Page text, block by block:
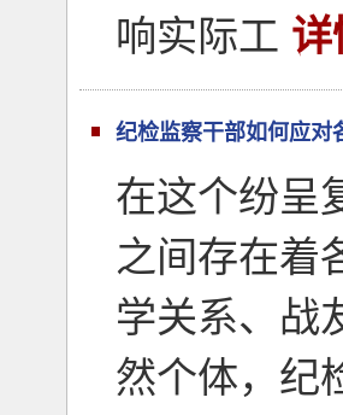
响实际工 详
纪检监察干部如何应对
在这个纷呈
之间存在着
学关系、战
然个体，纪